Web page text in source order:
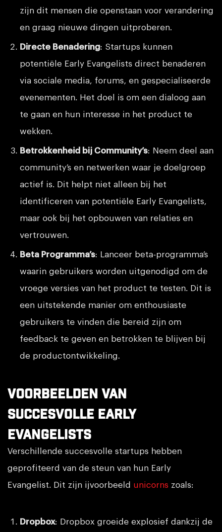
zijn dit mensen die openstaan voor verandering
en graag nieuwe dingen uitproberen.
Directe Benadering: Startups kunnen
potentiële Early Evangelists direct benaderen
via sociale media, forums, en gespecialiseerde
evenementen. Het doel is om een dialoog aan
te gaan en hun interesse in het product te
wekken.
Betrokkenheid bij Community’s: Neem deel aan
community’s en netwerken waar je doelgroep
actief is. Dit helpt niet alleen bij het
identificeren van potentiële Early Evangelists,
maar ook bij het opbouwen van relaties en
vertrouwen.
Beta Programma’s: Lanceer beta-programma’s
waarin gebruikers worden uitgenodigd om de
vroege versies van het product te testen. Dit is
een uitstekende manier om enthousiaste
gebruikers te vinden die bereid zijn om
feedback te geven en betrokken te blijven bij
de productontwikkeling.
Voorbeelden van
Succesvolle Early
Evangelists
Verschillende succesvolle startups hebben
geprofiteerd van de steun van hun Early
Evangelist. Dit zijn ijvoorbeeld unicorns zoals:
Dropbox: Dropbox groeide explosief dankzij de